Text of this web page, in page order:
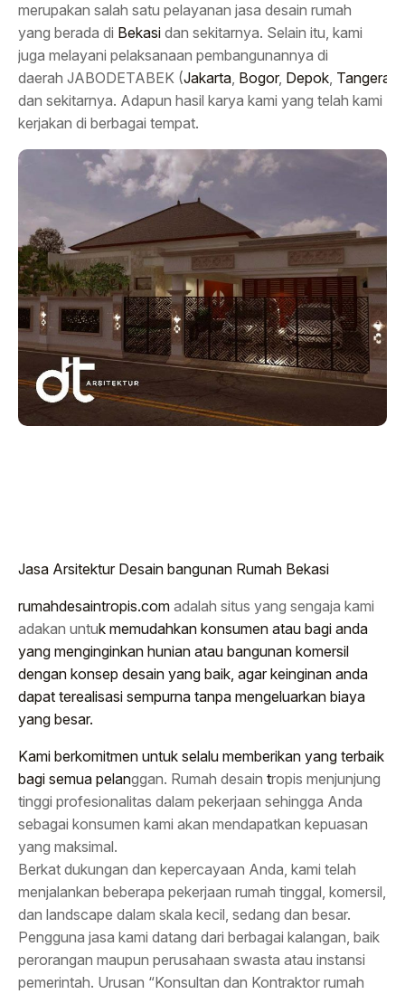
merupakan salah satu pelayanan jasa desain rumah
yang berada di Bekasi dan sekitarnya. Selain itu, kami
juga melayani pelaksanaan pembangunannya di
daerah JABODETABEK (Jakarta, Bogor, Depok,
dan sekitarnya. Adapun hasil karya kami yang telah kami
kerjakan di berbagai tempat.
Jasa Arsitektur Desain bangunan Rumah Bekasi
rumahdesaintropis.com adalah situs yang sengaja kami
adakan untuk memudahkan konsumen atau bagi anda
yang menginginkan hunian atau bangunan komersil
dengan konsep desain yang baik, agar keinginan anda
dapat terealisasi sempurna tanpa mengeluarkan biaya
yang besar.
Kami berkomitmen untuk selalu memberikan yang terbaik
bagi semua pelanggan. Rumah desain tropis menjunjung
tinggi profesionalitas dalam pekerjaan sehingga Anda
sebagai konsumen kami akan mendapatkan kepuasan
yang maksimal.
Berkat dukungan dan kepercayaan Anda, kami telah
menjalankan beberapa pekerjaan rumah tinggal, komersil,
dan landscape dalam skala kecil, sedang dan besar.
Pengguna jasa kami datang dari berbagai kalangan, baik
perorangan maupun perusahaan swasta atau instansi
pemerintah. Urusan “Konsultan dan Kontraktor rumah